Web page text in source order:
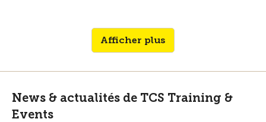
Afficher plus
News & actualités de TCS Training &
Events